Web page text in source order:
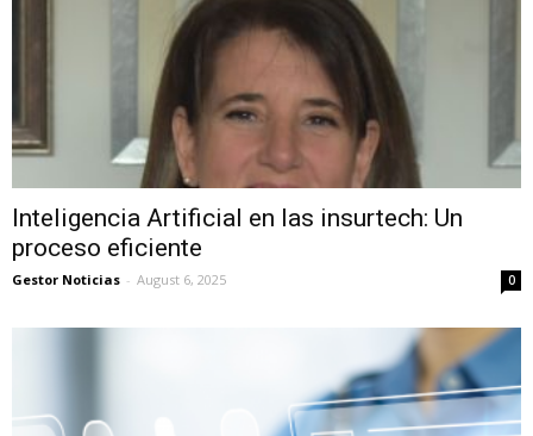
Inteligencia Artificial en las insurtech: Un
proceso eficiente
Gestor Noticias - August 6, 2025 0